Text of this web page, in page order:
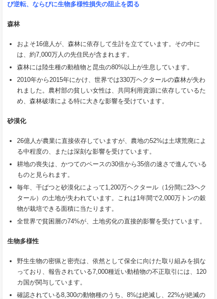
び逆転、ならびに生物多様性損失の阻止を図る
森林
およそ16億人が、森林に依存して生計を立てています。その中に
は、約7,000万人の先住民が含まれます。
森林には陸生種の動植物と昆虫の80%以上が生息しています。
2010年から2015年にかけ、世界では330万ヘクタールの森林が失わ
れました。農村部の貧しい女性は、共同利用資源に依存しているた
め、森林破壊による特に大きな影響を受けています。
砂漠化
26億人が農業に直接依存していますが、農地の52%は土壌荒廃によ
る中程度の、または深刻な影響を受けています。
耕地の喪失は、かつてのペースの30倍から35倍の速さで進んでいる
ものと見られます。
毎年、干ばつと砂漠化によって1,200万ヘクタール（1分間に23ヘク
タール）の土地が失われています。これは1年間で2,000万トンの穀
物が栽培できる面積に当たります。
全世界で貧困層の74%が、土地劣化の直接的影響を受けています。
生物多様性
野生生物の密猟と密売は、依然として保全に向けた取り組みを損な
っており、報告されている7,000種近い動植物の不正取引には、120
カ国が関与しています。
確認されている8,300の動物種のうち、8%は絶滅し、22%が絶滅の